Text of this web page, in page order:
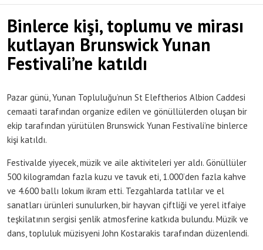
Binlerce kişi, toplumu ve mirası
kutlayan Brunswick Yunan
Festivali’ne katıldı
Pazar günü, Yunan Topluluğu’nun St Eleftherios Albion Caddesi
cemaati tarafından organize edilen ve gönüllülerden oluşan bir
ekip tarafından yürütülen Brunswick Yunan Festivali’ne binlerce
kişi katıldı.
Festivalde yiyecek, müzik ve aile aktiviteleri yer aldı. Gönüllüler
500 kilogramdan fazla kuzu ve tavuk eti, 1.000’den fazla kahve
ve 4.600 ballı lokum ikram etti. Tezgahlarda tatlılar ve el
sanatları ürünleri sunulurken, bir hayvan çiftliği ve yerel itfaiye
teşkilatının sergisi şenlik atmosferine katkıda bulundu. Müzik ve
dans, topluluk müzisyeni John Kostarakis tarafından düzenlendi.